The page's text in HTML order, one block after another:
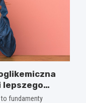
lepszego
fundamenty